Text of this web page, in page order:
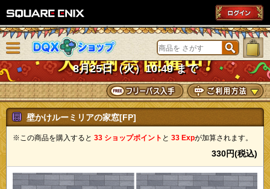
DQXショップ
8月25日（火）10:49 まで
ニューを閉じる
壁かけルーミリアの家窓[FP]
※この商品を購入すると 33 ショップポイント と 33 Expが加算されます。
330円(税込)